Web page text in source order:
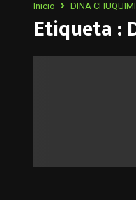
Inicio DINA
Etiqueta :